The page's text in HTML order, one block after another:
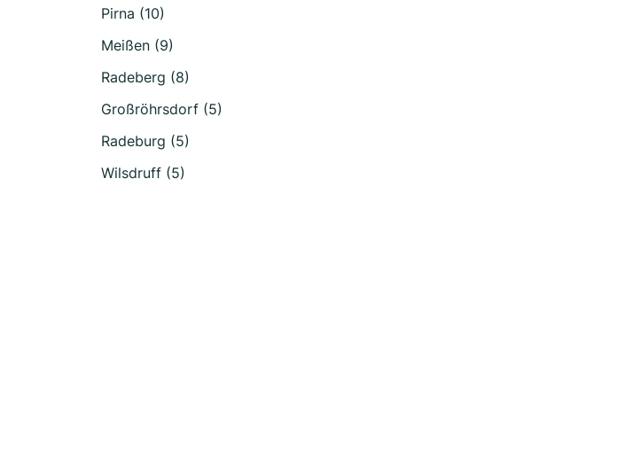
Pirna (10)
Meißen (9)
Radeberg (8)
Großröhrsdorf (5)
Radeburg (5)
Wilsdruff (5)